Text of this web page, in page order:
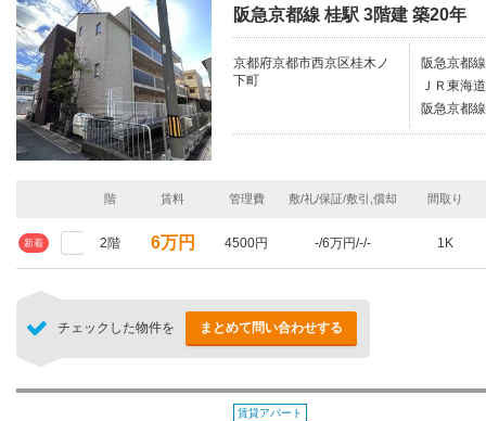
阪急京都線 桂駅 3階建 築20年
京都府京都市西京区桂木ノ
下町
阪急京都
ＪＲ東海
阪急京都
階 賃料 管理費 敷/礼/保証/敷引,償却 間取り
新着 2階 6万円 4500円 -/6万円/-/- 1K
チェックした物件を まとめて問い合わせする
賃貸アパート